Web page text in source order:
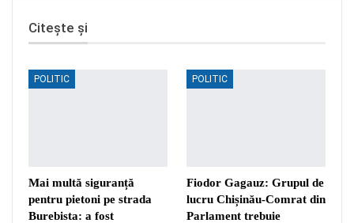
Citește și
POLITIC
Mai multă siguranță
pentru pietoni pe strada
Burebista: a fost
POLITIC
Fiodor Gagauz: Grupul de
lucru Chișinău-Comrat din
Parlament trebuie